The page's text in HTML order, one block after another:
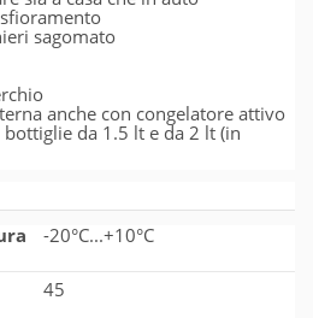
sagomato
anche con congelatore attivo
da 1.5 lt e da 2 lt (in
-20°C...+10°C
45